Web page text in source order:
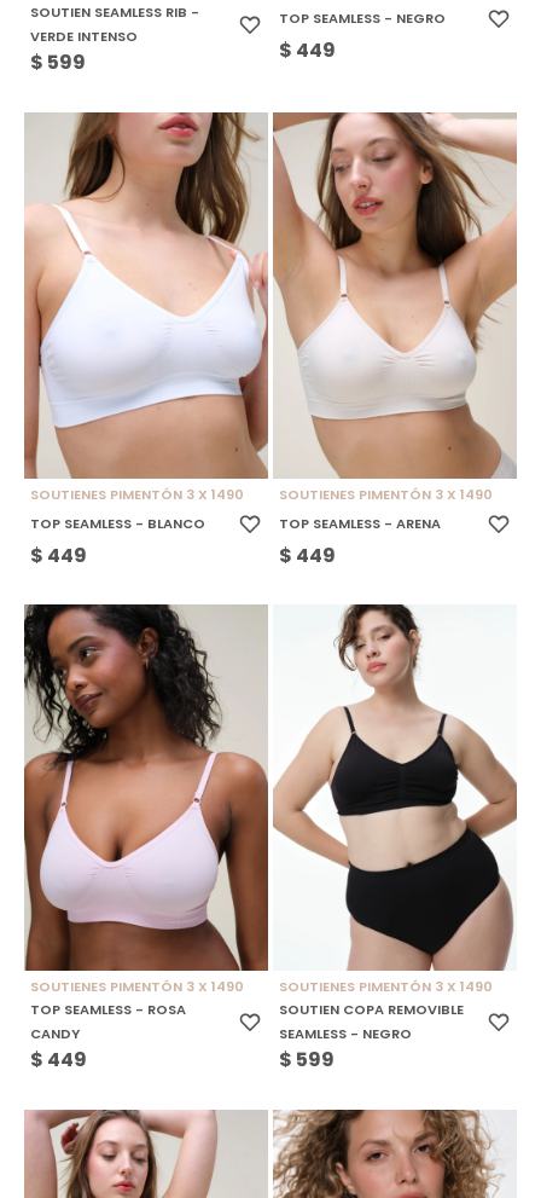
SOUTIEN SEAMLESS RIB -
VERDE INTENSO
$ 599
TOP SEAMLESS - NEGRO
$ 449
SOUTIENES PIMENTÓN 3 X 1490
TOP SEAMLESS - BLANCO
$ 449
SOUTIENES PIMENTÓN 3 X 1490
TOP SEAMLESS - ARENA
$ 449
SOUTIENES PIMENTÓN 3 X 1490
TOP SEAMLESS - ROSA
CANDY
$ 449
SOUTIENES PIMENTÓN 3 X 1490
SOUTIEN COPA REMOVIBLE
SEAMLESS - NEGRO
$ 599